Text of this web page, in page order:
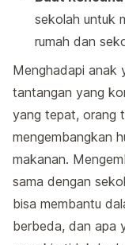
sekolah untuk
rumah dan
Menghadapi anak
tantangan yang
yang tepat, orang
mengembangkan
makanan.
sama dengan
bisa membantu
berbeda, dan apa